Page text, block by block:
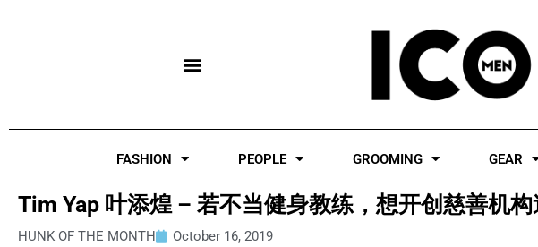
FASHION PEOPLE GROOMING GEAR
Tim Yap 叶添煌 – 若不当健身教练，想开创慈善机构
HUNK OF THE MONTH October 16, 2019